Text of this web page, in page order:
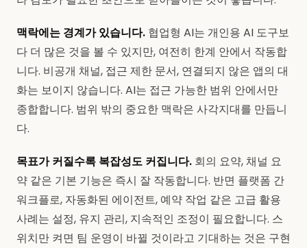
맥락에는 경계가 있습니다. 협업형 AI는 개인용 AI 도구보
다 더 많은 것을 볼 수 있지만, 여전히 한계 안에서 작동합
니다. 비공개 채널, 접근 제한 문서, 연결되지 않은 앱의 대
화는 보이지 않습니다. AI는 접근 가능한 범위 안에서만
종합합니다. 범위 밖의 중요한 맥락은 사각지대를 만듭니
다.
목표가 커질수록 복잡성도 커집니다. 회의 요약, 채널 요
약 같은 기본 기능은 즉시 잘 작동합니다. 반면 플랫폼 간
워크플로, 자동화된 에이전트, 예약 작업 같은 고급 활용
사례는 설정, 유지 관리, 지속적인 조정이 필요합니다. 스
위치만 켜면 팀 운영이 바뀔 것이라고 기대하는 것은 구현